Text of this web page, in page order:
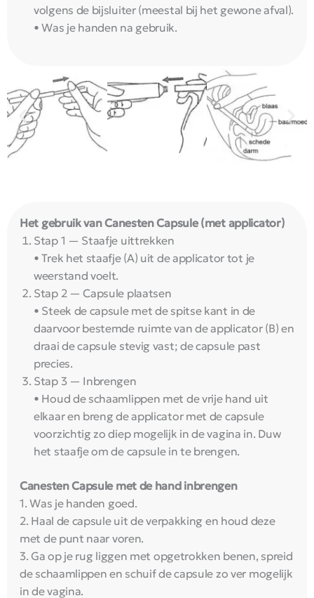
volgens de bijsluiter (meestal bij het gewone afval).
• Was je handen na gebruik.
Het gebruik van Canesten Capsule (met applicator)
Stap 1 — Staafje uittrekken
• Trek het staafje (A) uit de applicator tot je
weerstand voelt.
Stap 2 — Capsule plaatsen
• Steek de capsule met de spitse kant in de
daarvoor bestemde ruimte van de applicator (B) en
draai de capsule stevig vast; de capsule past
precies.
Stap 3 — Inbrengen
• Houd de schaamlippen met de vrije hand uit
elkaar en breng de applicator met de capsule
voorzichtig zo diep mogelijk in de vagina in. Duw
het staafje om de capsule in te brengen.
Canesten Capsule met de hand inbrengen
1. Was je handen goed.
2. Haal de capsule uit de verpakking en houd deze
met de punt naar voren.
3. Ga op je rug liggen met opgetrokken benen, spreid
de schaamlippen en schuif de capsule zo ver mogelijk
in de vagina.